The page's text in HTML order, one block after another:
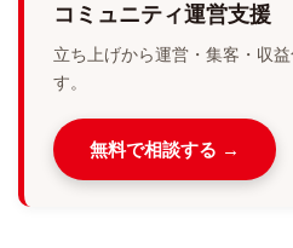
コミュニティ運営支援
立ち上げから運営・集客・収
す。
無料で相談する →